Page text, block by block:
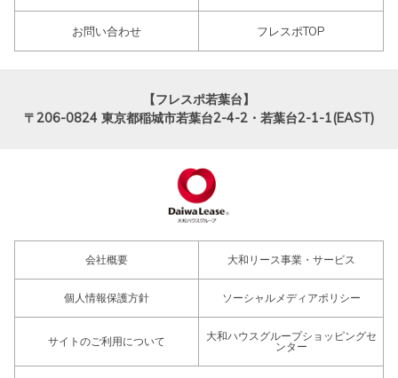
お問い合わせ フレスポTOP
【フレスポ若葉台】
〒206-0824 東京都稲城市若葉台2-4-2・若葉台2-1-1(EAST)
会社概要 大和リース事業・サービス
個人情報保護方針 ソーシャルメディアポリシー
サイトのご利用について
大和ハウスグループショッピングセ
ンター